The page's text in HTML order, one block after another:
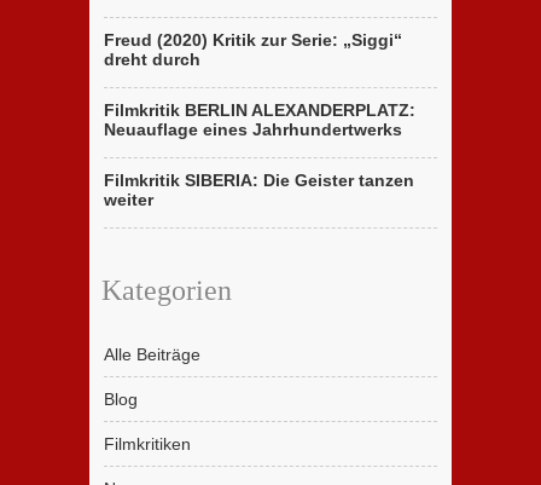
Freud (2020) Kritik zur Serie: „Siggi“
dreht durch
Filmkritik BERLIN ALEXANDERPLATZ:
Neuauflage eines Jahrhundertwerks
Filmkritik SIBERIA: Die Geister tanzen
weiter
Kategorien
Alle Beiträge
Blog
Filmkritiken